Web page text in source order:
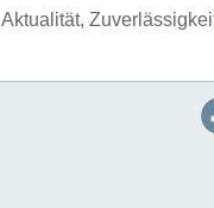
Aktualität,